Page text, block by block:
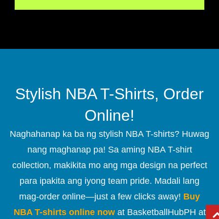
Stylish NBA T-Shirts, Order
Online!
Naghahanap ka ba ng stylish NBA T-shirts? Huwag
nang maghanap pa! Sa aming NBA T-shirt
collection, makikita mo ang mga design na perfect
para ipakita ang iyong team pride. Madali lang
mag-order online—just a few clicks away! Buy
NBA T-shirts online nowat BasketballHubPH at